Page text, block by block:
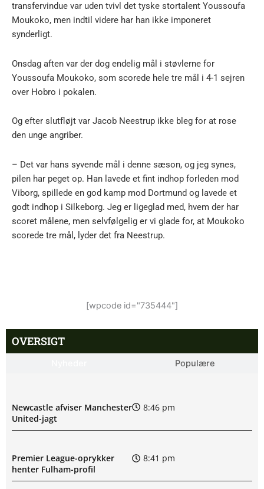
transfervindue var uden tvivl det tyske stortalent Youssoufa
Moukoko, men indtil videre har han ikke imponeret
synderligt.
Onsdag aften var der dog endelig mål i støvlerne for
Youssoufa Moukoko, som scorede hele tre mål i 4-1 sejren
over Hobro i pokalen.
Og efter slutfløjt var Jacob Neestrup ikke bleg for at rose
den unge angriber.
– Det var hans syvende mål i denne sæson, og jeg synes,
pilen har peget op. Han lavede et fint indhop forleden mod
Viborg, spillede en god kamp mod Dortmund og lavede et
godt indhop i Silkeborg. Jeg er ligeglad med, hvem der har
scoret målene, men selvfølgelig er vi glade for, at Moukoko
scorede tre mål, lyder det fra Neestrup.
[wpcode id="735444"]
OVERSIGT
Populære
Newcastle afviser Manchester
United-jagt
8:46 pm
Premier League-oprykker
henter Fulham-profil
8:41 pm